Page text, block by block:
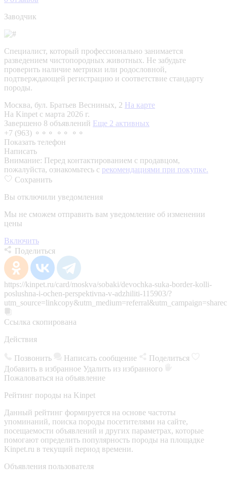
Заводчик
Специалист, который профессионально занимается
разведением чистопородных животных. Не забудьте
проверить наличие метрики или родословной,
подтверждающей регистрацию и соответствие стандарту
породы.
Москва, бул. Братьев Весниных, 2 На карте
На Kinpet c марта 2026 г.
Завершено 8 объявлений Еще 2 активных
+7 (963) ⚬⚬⚬ ⚬⚬ ⚬⚬
Показать телефон
Написать
Внимание: Перед контактированием с продавцом,
пожалуйста, ознакомьтесь с рекомендациями при покупке.
Сохранить
Вы отключили уведомления
Мы не сможем отправить вам уведомление об изменении
цены
Включить
Поделиться
https://kinpet.ru/card/moskva/sobaki/devochka-suka-border-kolli-
poslushna-i-ochen-perspektivna-v-adzhiliti-115903/?
Ссылка скопирована
Действия
Позвонить Написать сообщение
Поделиться
Добавить в избранное Удалить из избранного
Пожаловаться на объявление
Рейтинг породы на Kinpet
Данный рейтинг формируется на основе частоты
упоминаний, поиска породы посетителями на сайте,
посещаемости объявлений и других параметрах, которые
помогают определить популярность породы на площадке
Kinpet.ru в текущий период времени.
Объявления пользователя